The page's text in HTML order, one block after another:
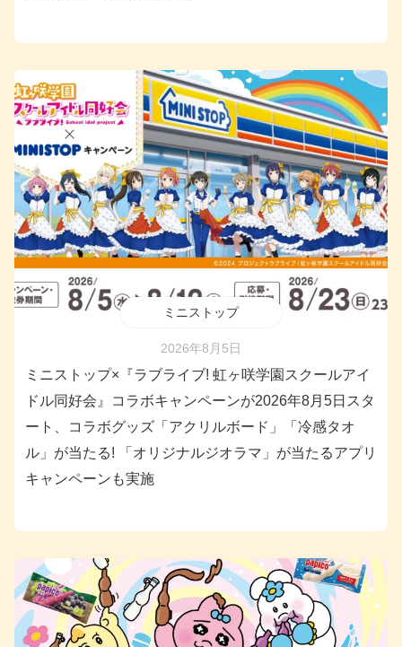
ミニストップ
2026年8月5日
ミニストップ×『ラブライブ! 虹ヶ咲学園スクールアイ
ドル同好会』コラボキャンペーンが2026年8月5日スタ
ート、コラボグッズ「アクリルボード」「冷感タオ
ル」が当たる! 「オリジナルジオラマ」が当たるアプリ
キャンペーンも実施